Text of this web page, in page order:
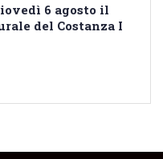
6 agosto il
del Costanza I